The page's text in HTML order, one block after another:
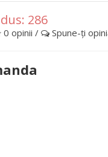
286
0 opinii / Spune-ţi